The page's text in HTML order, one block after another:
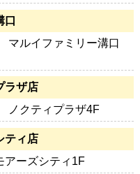
ルイファミリー溝口
ラザ店
ノクティプラザ4F
ティ店
ーズシティ1F